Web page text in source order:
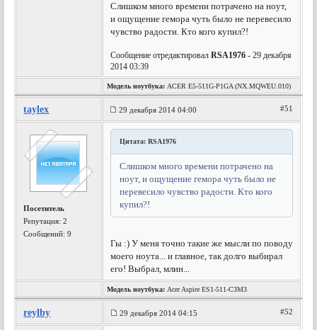
Слишком много времени потрачено на ноут,
и ощущение гемора чуть было не перевесило
чувство радости. Кто кого купил?!
Сообщение отредактировалRSA1976 - 29 декабря
2014 03:39
Модель ноутбука: ACER E5-511G-P1GA (NX.MQWEU.010)
taylex 29 декабря 2014 04:00 #51
Посетитель
Репутация:2
Сообщений: 9
Цитата: RSA1976
Слишком много времени потрачено на
ноут, и ощущение гемора чуть было не
перевесило чувство радости. Кто кого
купил?!
Гы :) У меня точно такие же мысли по поводу
моего ноута... и главное, так долго выбирал
его! Выбрал, млин...
Модель ноутбука: Acer Aspire ES1-511-C3M3
reylby 29 декабря 2014 04:15 #52